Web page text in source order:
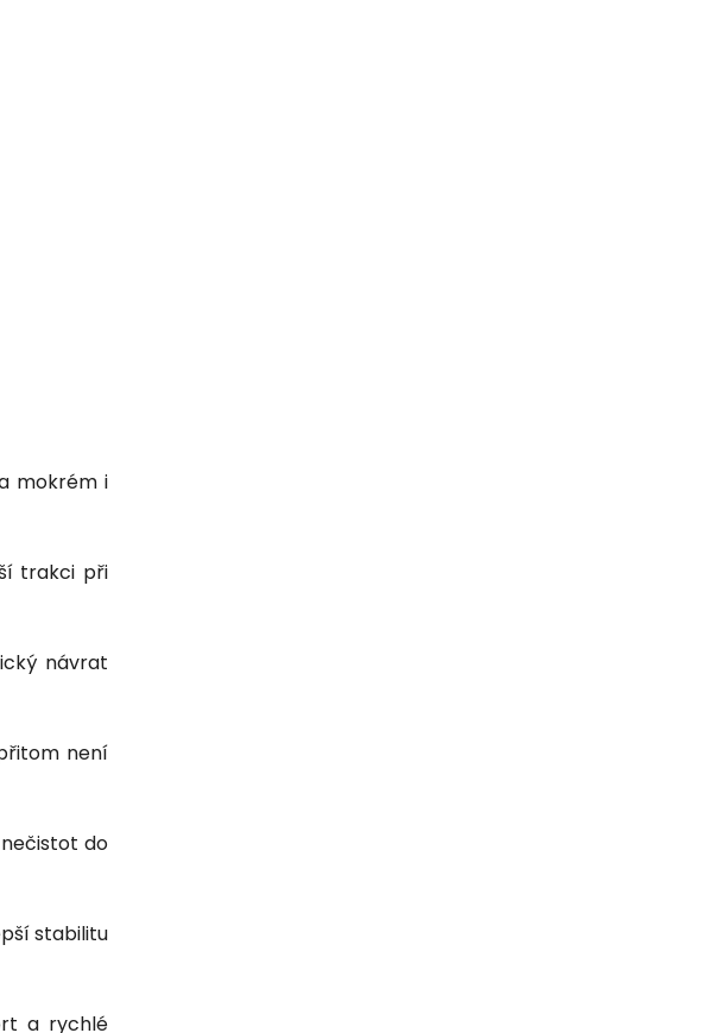
mokrém i
trakci při
návrat
není
do
stabilitu
a rychlé